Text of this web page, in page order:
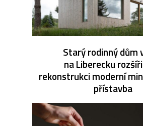
Starý rodinný dům
na Liberecku
rekonstrukci moderní
přístavba